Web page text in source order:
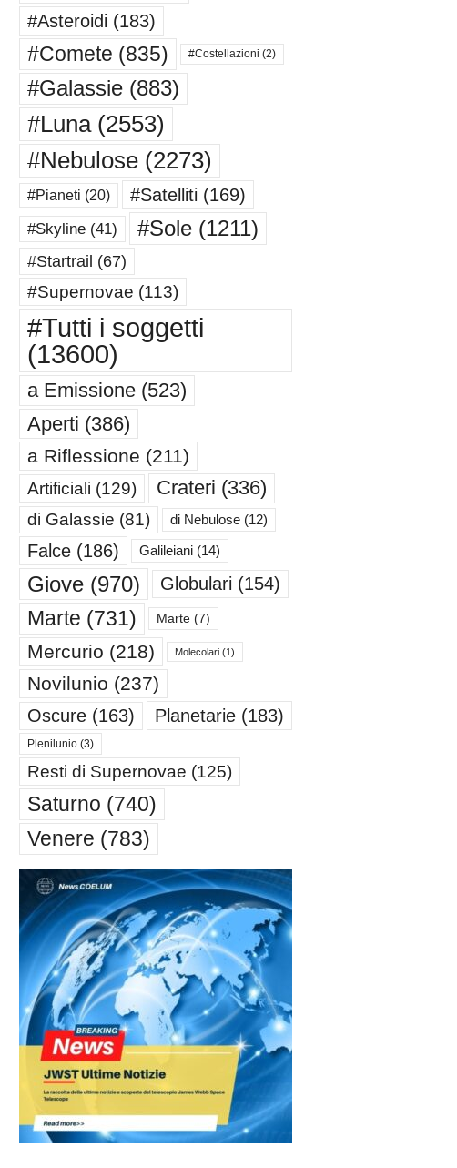
#Asteroidi (183)
#Comete (835) #Costellazioni (2)
#Galassie(883)
#Luna(2553)
#Nebulose(2273)
#Pianeti (20) #Satelliti (169)
#Skyline(41) #Sole(1211)
#Startrail (67)
#Supernovae (113)
#Tutti i soggetti
(13600)
a Emissione(523)
Aperti (386)
a Riflessione (211)
Artificiali (129) Crateri (336)
di Galassie (81) di Nebulose(12)
Falce(186) Galileiani(14)
Giove(970) Globulari (154)
Marte (731) Marte(7)
Mercurio (218) Molecolari(1)
Novilunio (237)
Oscure(163) Planetarie(183)
Plenilunio(3)
Resti di Supernovae (125)
Saturno (740)
Venere (783)